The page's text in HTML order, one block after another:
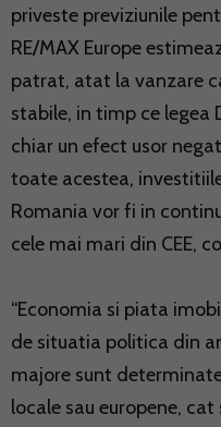
priveste previziunile
RE/MAX Europe
patrat, atat la vanzare
stabile, in timp ce legea
chiar un efect usor
toate acestea,
Romania vor fi in
cele mai mari din CEE,
“Economia si piata
de situatia politica din
majore sunt
locale sau europene,